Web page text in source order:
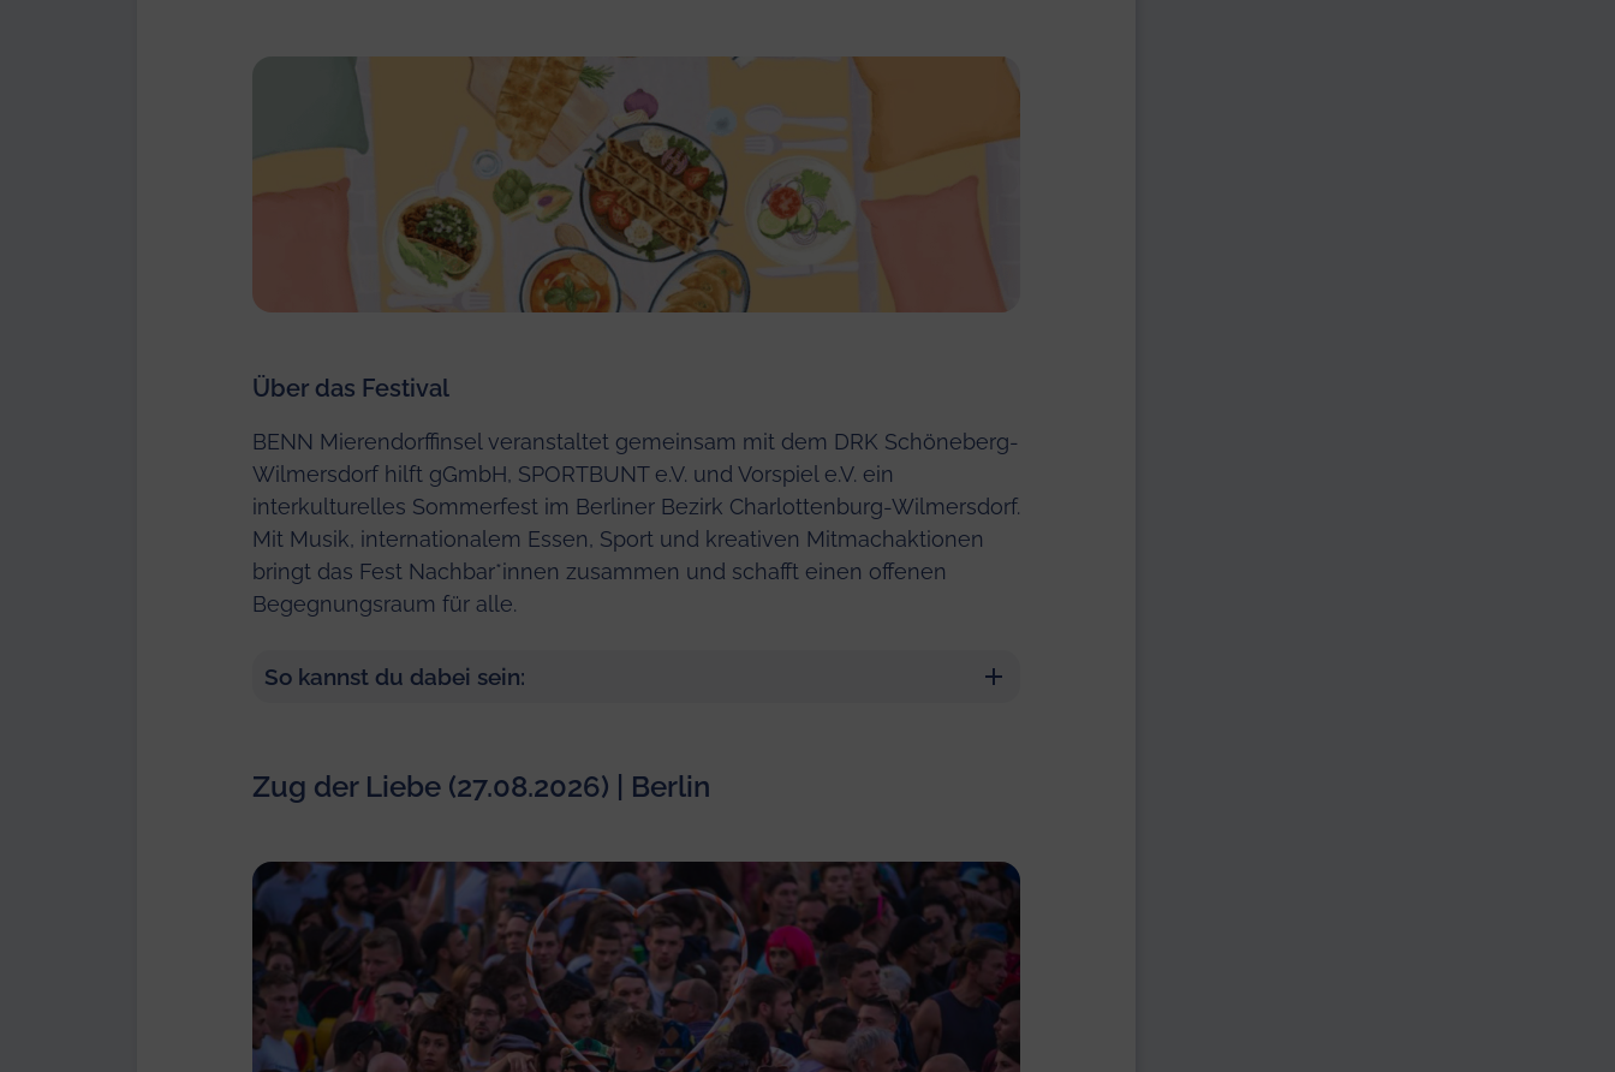
Über das Festival
BENN Mierendorffinsel veranstaltet gemeinsam mit dem DRK Schöneberg-
Wilmersdorf hilft gGmbH, SPORTBUNT e.V. und Vorspiel e.V. ein
interkulturelles Sommerfest im Berliner Bezirk Charlottenburg-Wilmersdorf.
Mit Musik, internationalem Essen, Sport und kreativen Mitmachaktionen
bringt das Fest Nachbar*innen zusammen und schafft einen offenen
Begegnungsraum für alle.
So kannst du dabei sein:
Zug der Liebe (27.08.2026) | Berlin